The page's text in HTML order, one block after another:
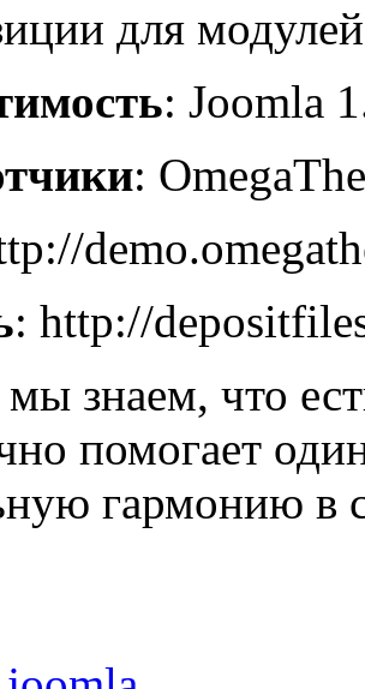
для модулей
: Joomla
:
: http://
знаем, что
помогает
гармонию в